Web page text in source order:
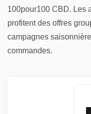
100pour100 CBD. Les
profitent des offres
campagnes
commandes.